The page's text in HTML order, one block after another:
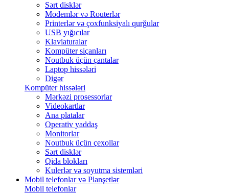
Sərt disklər
Modemlər və Routerlər
Printerlər və çoxfunksiyalı qurğular
USB yığıcılar
Klaviaturalar
Kompüter siçanları
Noutbuk üçün çantalar
Laptop hissələri
Digər
Kompüter hissələri
Mərkəzi prosessorlar
Videokartlar
Ana platalar
Operativ yaddaş
Monitorlar
Noutbuk üçün çexollar
Sərt disklər
Qida blokları
Kulerlər və soyutma sistemləri
Mobil telefonlar və Planşetlər
Mobil telefonlar